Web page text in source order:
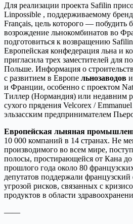
Для реализации проекта Safilin
Linpossible , поддерживаемому
Français, цель которого — побудить
возрождение льнокомбинатов во
подготовиться к возвращению
Европейская конфедерация льна и
пригласила трех заместителей для
Польше. Информация о
с развитием в Европе льнозаводов
и Франции, особенно с проектом
Тиллер (Нормандия) или недавним
сухого прядения Velcorex /
эльзасским предпринимателем
Европейская льняная
10 000 компаний в 14 странах. Не
производимого во всем мире,
полосы, простирающейся от Кана
прошлого года около 80
депутатов поддержали французский
угрозой рисков, связанных с
продуктов в области
——